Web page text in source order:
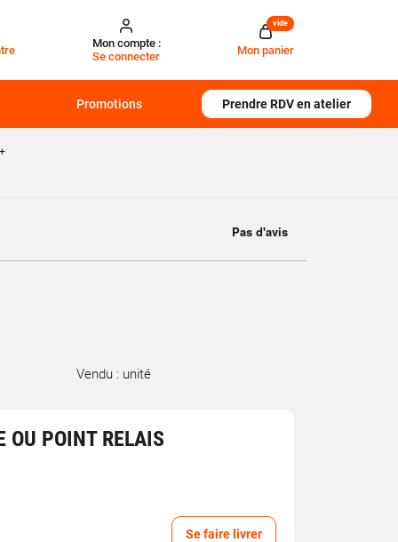
Mon compte :
Se connecter
Mon panier
vide
Promotions Prendre RDV en atelier
Vendu : unité
OU POINT RELAIS
Se faire livrer